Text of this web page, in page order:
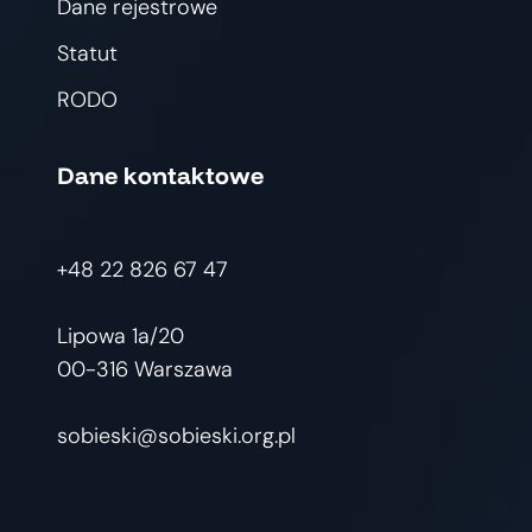
Dane rejestrowe
Statut
RODO
Dane kontaktowe
+48 22 826 67 47
Lipowa 1a/20
00-316 Warszawa
sobieski@sobieski.org.pl